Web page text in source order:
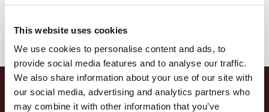
This website uses cookies
We use cookies to personalise content and ads, to
provide social media features and to analyse our traffic.
We also share information about your use of our site with
our social media, advertising and analytics partners who
may combine it with other information that you’ve
locului cu principiile contemporane ale eco-luxului și ale
mod de a simți timpul: mai lent, mai profund, mai
aproape de sine.